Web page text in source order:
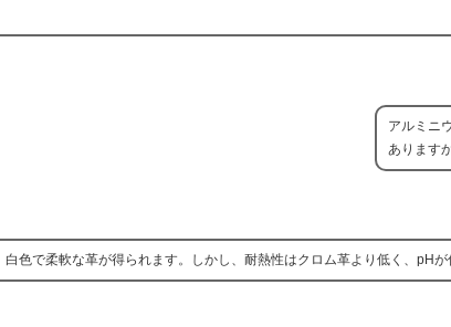
アルミニ
あります
白色で柔軟な革が得られます。しかし、耐熱性はクロム革より低く、pH